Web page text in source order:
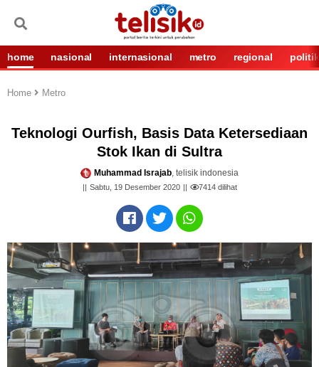
home nasional internasional metro regional politik
Home Metro
Teknologi Ourfish, Basis Data Ketersediaan
Stok Ikan di Sultra
Muhammad Israjab, telisik indonesia
Sabtu, 19 Desember 2020 7414dilihat